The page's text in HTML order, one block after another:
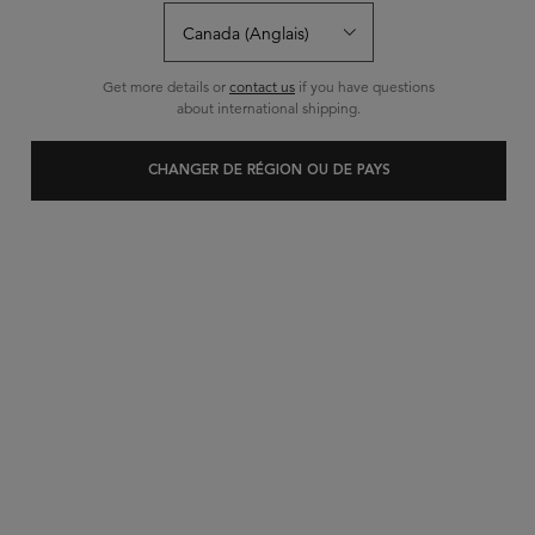
Get more details or contact us if you have questions
about international shipping.
CHANGER DE RÉGION OU DE PAYS